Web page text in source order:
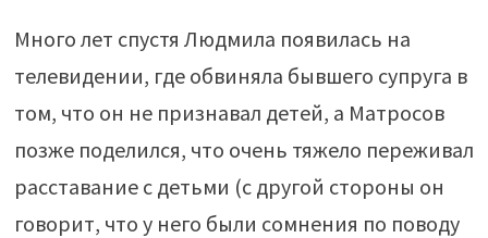
Много лет спустя Людмила появилась на
телевидении, где обвиняла бывшего супруга в
том, что он не признавал детей, а Матросов
позже поделился, что очень тяжело переживал
расставание с детьми (с другой стороны он
говорит, что у него были сомнения по поводу